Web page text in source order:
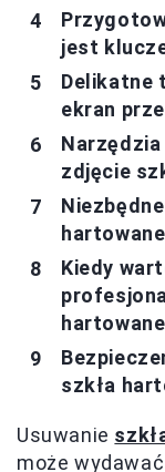
jest
Delikatne
ekran
zdjęcie
Kiedy
szkła
Usuwanie
może